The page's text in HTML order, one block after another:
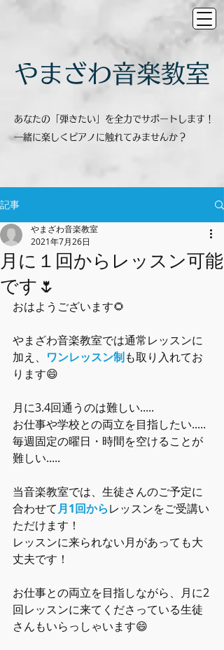
​やまざわ音楽教室
あなたの「弾きたい」を全力でサポートします！
一緒に楽しくピアノに触れてみませんか？
記事
月に１回からレッスン可能
です🌷
やまざわ音楽教室
2021年7月26日
おはようございます🌻
やまざわ音楽教室では通常レッスンに
加え、 ワンレッスン制も取り入れてお
ります😄
月に3.4回通うのは難しい.....
お仕事や学校との両立を目指したい.....
毎週固定の曜日・時間を空けることが
難しい.....
当音楽教室では、生徒さんのご予定に
合わせて月1回からレッスンをご受講い
ただけます！
レッスンに来られない月があっても大
丈夫です！
お仕事との両立を目指しながら、月に2
回レッスンに来てくださっている生徒
さんもいらっしゃいます😄